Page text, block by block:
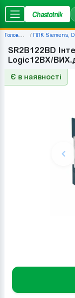
Chastotnik
ПЛК Siemens,
SR2B122BD
Logic12ВХ/
Є в наявності